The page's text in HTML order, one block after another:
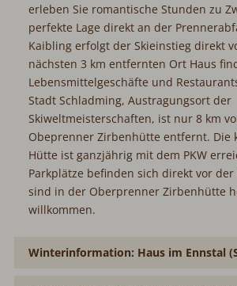
erleben Sie romantische Stunden zu
perfekte Lage direkt an der
Kaibling erfolgt der Skieinstieg direkt
nächsten 3 km entfernten Ort Haus
Lebensmittelgeschäfte und
Stadt Schladming, Austragungsort der
Skiweltmeisterschaften, ist nur 8 km
Obeprenner Zirbenhütte entfernt. Die
Hütte ist ganzjährig mit dem PKW
Parkplätze befinden sich direkt vor
sind in der Oberprenner Zirbenhütte
willkommen.
Winterinformation: Haus im Ennstal